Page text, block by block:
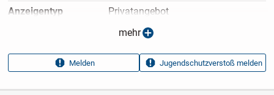
Anzeigen­typ
Privatangebot
05.04.2025
Anzeigen­kennung
56aee168
Aufrufe dieser
25
mehr
Melden Jugendschutzverstoß melden